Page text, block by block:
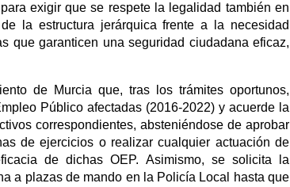
exigir que se respete la legalidad también en
la estructura jerárquica frente a la necesidad
que garanticen una seguridad ciudadana eficaz,
de Murcia que, tras los trámites oportunos,
Público afectadas (2016-2022) y acuerde la
correspondientes, absteniéndose de aprobar
de ejercicios o realizar cualquier actuación de
de dichas OEP. Asimismo, se solicita la
a plazas de mando en la Policía Local hasta que